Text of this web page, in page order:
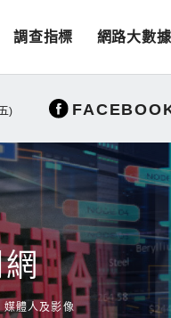
調查指標 網路大數據
)
體人及影像